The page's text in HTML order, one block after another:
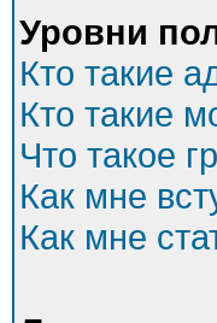
Уровни
Кто такие
Кто такие
Что такое
Как мне
Как мне